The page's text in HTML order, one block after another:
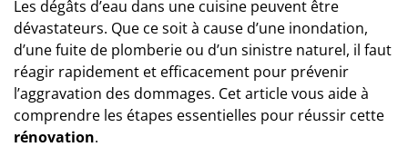
Les dégâts d’eau dans une cuisine peuvent être
dévastateurs. Que ce soit à cause d’une inondation,
d’une fuite de plomberie ou d’un sinistre naturel, il faut
réagir rapidement et efficacement pour prévenir
l’aggravation des dommages. Cet article vous aide à
comprendre les étapes essentielles pour réussir cette
rénovation.